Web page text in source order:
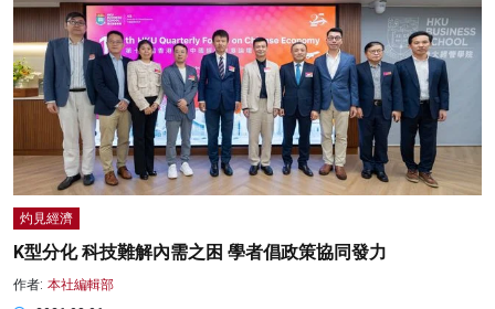
灼見經濟
K型分化 科技難解內需之困 學者倡政策協同發力
作者: 本社編輯部